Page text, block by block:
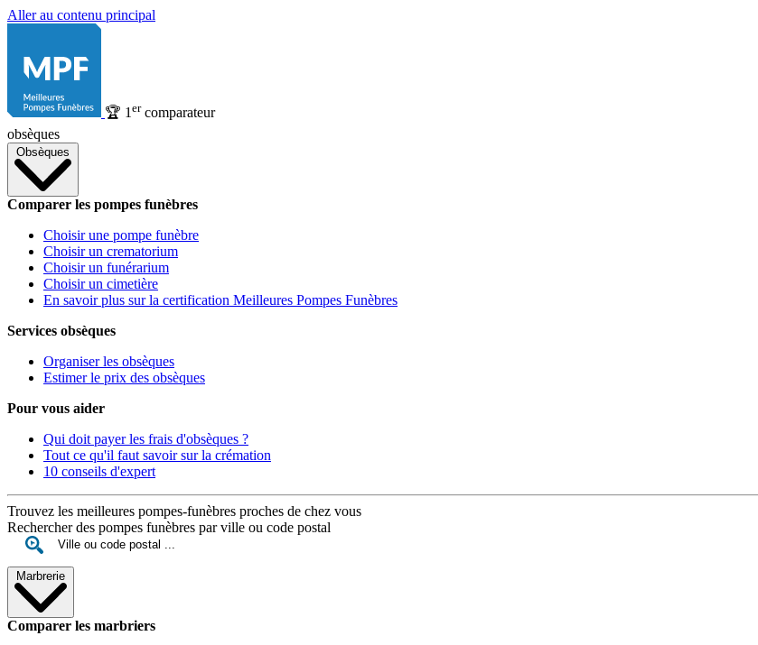
Aller au contenu principal
🏆 1 ercomparateur
obsèques
Obsèques
Comparer les pompes funèbres
Choisir une pompe funèbre
Choisir un crematorium
Choisir un funérarium
Choisir un cimetière
En savoir plus sur la certification Meilleures Pompes Funèbres
Services obsèques
Organiser les obsèques
Estimer le prix des obsèques
Pour vous aider
Qui doit payer les frais d'obsèques ?
Tout ce qu'il faut savoir sur la crémation
10 conseils d'expert
Trouvez les meilleures pompes-funèbres proches de chez vous
Rechercher des pompes funèbres par ville ou code postal
Marbrerie
Comparer les marbriers